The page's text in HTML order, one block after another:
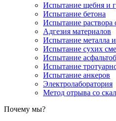
Испытание щебня и
Испытание бетона
Испытание раствора
Адгезия материалов
Испытание металла
Испытание сухих
Испытание
Испытание
Испытание анкеров
Электролаборатория
Метод отрыва со
Почему мы?